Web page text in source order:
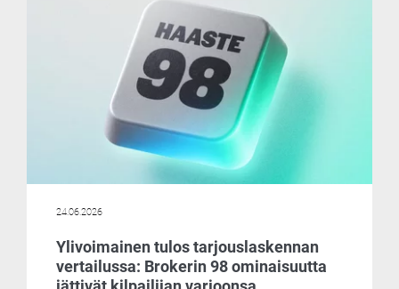
24.06.2026
Ylivoimainen tulos tarjouslaskennan
vertailussa: Brokerin 98 ominaisuutta